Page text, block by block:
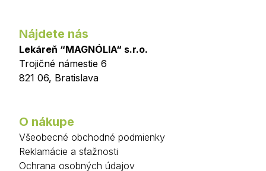
Nájdete nás
Lekáreň “MAGNÓLIA“ s.r.o.
Trojičné námestie 6
821 06, Bratislava
O nákupe
Všeobecné obchodné podmienky
Reklamácie a sťažnosti
Ochrana osobných údajov